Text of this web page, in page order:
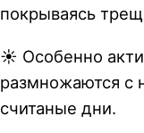
покрываясь
☀ Особенно
размножаются с
считаные дни.